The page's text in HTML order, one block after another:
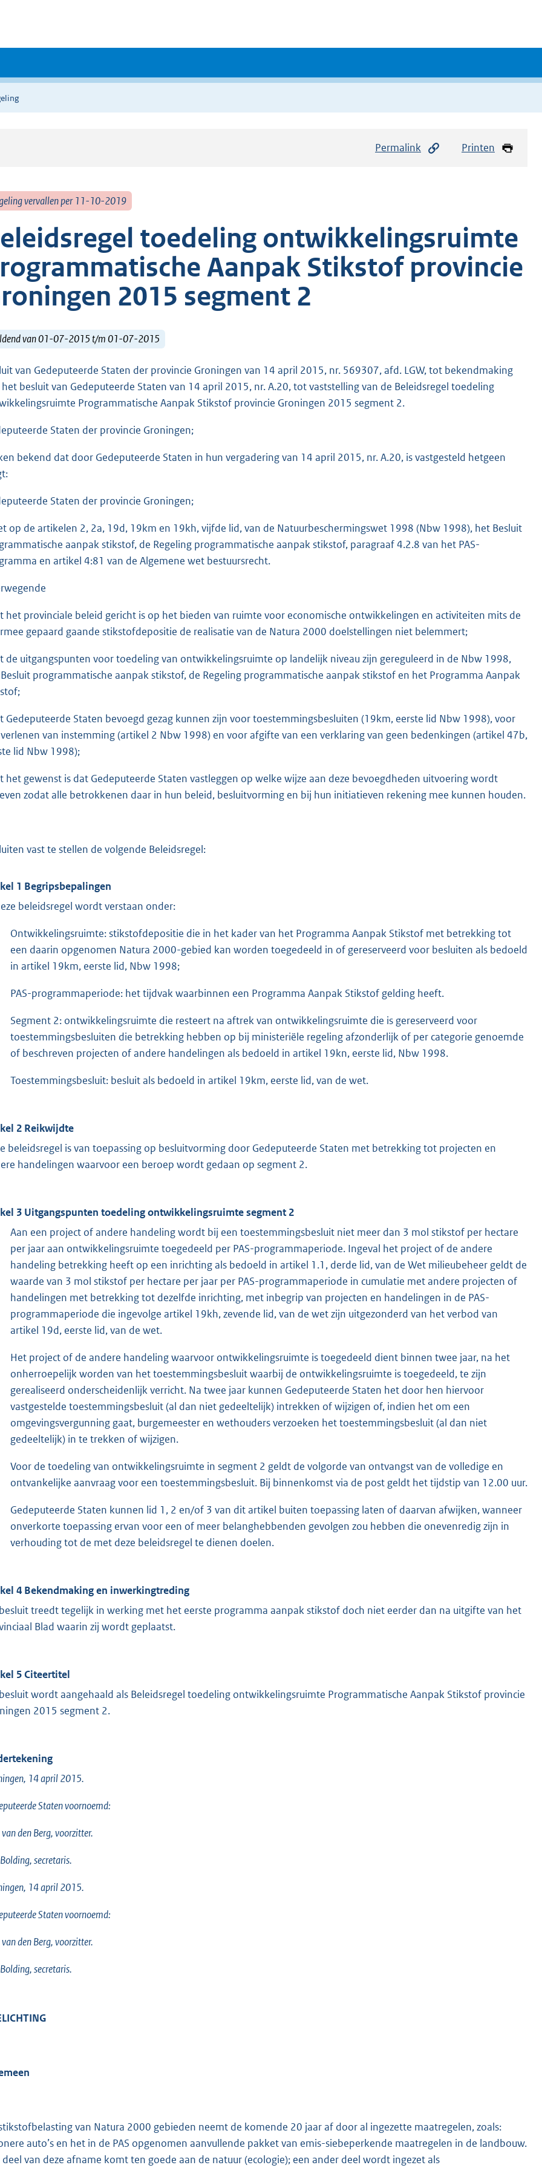
Permalink Printen
vervallen per 11-10-2019
toedeling ontwikkelingsruimte
Aanpak Stikstof provincie
2015 segment 2
van 01-07-2015 t/m 01-07-2015
van Gedeputeerde Staten der provincie Groningen van 14 april 2015, nr. 569307, afd. LGW, tot bekendmaking
besluit van Gedeputeerde Staten van 14 april 2015, nr. A.20, tot vaststelling van de Beleidsregel toedeling
Programmatische Aanpak Stikstof provincie Groningen 2015 segment 2.
Staten der provincie Groningen;
bekend dat door Gedeputeerde Staten in hun vergadering van 14 april 2015, nr. A.20, is vastgesteld hetgeen
Staten der provincie Groningen;
op de artikelen 2, 2a, 19d, 19km en 19kh, vijfde lid, van de Natuurbeschermingswet 1998 (Nbw 1998), het Besluit
aanpak stikstof, de Regeling programmatische aanpak stikstof, paragraaf 4.2.8 van het PAS-
en artikel 4:81 van de Algemene wet bestuursrecht.
het provinciale beleid gericht is op het bieden van ruimte voor economische ontwikkelingen en activiteiten mits de
gepaard gaande stikstofdepositie de realisatie van de Natura 2000 doelstellingen niet belemmert;
de uitgangspunten voor toedeling van ontwikkelingsruimte op landelijk niveau zijn gereguleerd in de Nbw 1998,
programmatische aanpak stikstof, de Regeling programmatische aanpak stikstof en het Programma Aanpak
Gedeputeerde Staten bevoegd gezag kunnen zijn voor toestemmingsbesluiten (19km, eerste lid Nbw 1998), voor
van instemming (artikel 2 Nbw 1998) en voor afgifte van een verklaring van geen bedenkingen (artikel 47b,
lid Nbw 1998);
het gewenst is dat Gedeputeerde Staten vastleggen op welke wijze aan deze bevoegdheden uitvoering wordt
zodat alle betrokkenen daar in hun beleid, besluitvorming en bij hun initiatieven rekening mee kunnen houden.
vast te stellen de volgende Beleidsregel:
1 Begripsbepalingen
beleidsregel wordt verstaan onder:
Ontwikkelingsruimte: stikstofdepositie die in het kader van het Programma Aanpak Stikstof met betrekking tot
een daarin opgenomen Natura 2000-gebied kan worden toegedeeld in of gereserveerd voor besluiten als bedoeld
in artikel 19km, eerste lid, Nbw 1998;
PAS-programmaperiode: het tijdvak waarbinnen een Programma Aanpak Stikstof gelding heeft.
Segment 2: ontwikkelingsruimte die resteert na aftrek van ontwikkelingsruimte die is gereserveerd voor
toestemmingsbesluiten die betrekking hebben op bij ministeriële regeling afzonderlijk of per categorie genoemde
of beschreven projecten of andere handelingen als bedoeld in artikel 19kn, eerste lid, Nbw 1998.
Toestemmingsbesluit: besluit als bedoeld in artikel 19km, eerste lid, van de wet.
2 Reikwijdte
beleidsregel is van toepassing op besluitvorming door Gedeputeerde Staten met betrekking tot projecten en
handelingen waarvoor een beroep wordt gedaan op segment 2.
3 Uitgangspunten toedeling ontwikkelingsruimte segment 2
Aan een project of andere handeling wordt bij een toestemmingsbesluit niet meer dan 3 mol stikstof per hectare
per jaar aan ontwikkelingsruimte toegedeeld per PAS-programmaperiode. Ingeval het project of de andere
handeling betrekking heeft op een inrichting als bedoeld in artikel 1.1, derde lid, van de Wet milieubeheer geldt de
waarde van 3 mol stikstof per hectare per jaar per PAS-programmaperiode in cumulatie met andere projecten of
handelingen met betrekking tot dezelfde inrichting, met inbegrip van projecten en handelingen in de PAS-
programmaperiode die ingevolge artikel 19kh, zevende lid, van de wet zijn uitgezonderd van het verbod van
artikel 19d, eerste lid, van de wet.
Het project of de andere handeling waarvoor ontwikkelingsruimte is toegedeeld dient binnen twee jaar, na het
onherroepelijk worden van het toestemmingsbesluit waarbij de ontwikkelingsruimte is toegedeeld, te zijn
gerealiseerd onderscheidenlijk verricht. Na twee jaar kunnen Gedeputeerde Staten het door hen hiervoor
vastgestelde toestemmingsbesluit (al dan niet gedeeltelijk) intrekken of wijzigen of, indien het om een
omgevingsvergunning gaat, burgemeester en wethouders verzoeken het toestemmingsbesluit (al dan niet
gedeeltelijk) in te trekken of wijzigen.
Voor de toedeling van ontwikkelingsruimte in segment 2 geldt de volgorde van ontvangst van de volledige en
ontvankelijke aanvraag voor een toestemmingsbesluit. Bij binnenkomst via de post geldt het tijdstip van 12.00 uur.
Gedeputeerde Staten kunnen lid 1, 2 en/of 3 van dit artikel buiten toepassing laten of daarvan afwijken, wanneer
onverkorte toepassing ervan voor een of meer belanghebbenden gevolgen zou hebben die onevenredig zijn in
verhouding tot de met deze beleidsregel te dienen doelen.
4 Bekendmaking en inwerkingtreding
treedt tegelijk in werking met het eerste programma aanpak stikstof doch niet eerder dan na uitgifte van het
Blad waarin zij wordt geplaatst.
5 Citeertitel
wordt aangehaald als Beleidsregel toedeling ontwikkelingsruimte Programmatische Aanpak Stikstof provincie
2015 segment 2.
14 april 2015.
Staten voornoemd:
den Berg, voorzitter.
secretaris.
14 april 2015.
Staten voornoemd:
den Berg, voorzitter.
secretaris.
van Natura 2000 gebieden neemt de komende 20 jaar af door al ingezette maatregelen, zoals:
auto’s en het in de PAS opgenomen aanvullende pakket van emis-siebeperkende maatregelen in de landbouw.
deel van deze afname komt ten goede aan de natuur (ecologie); een ander deel wordt ingezet als